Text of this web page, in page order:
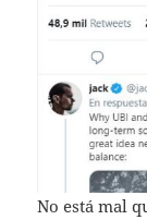
No está mal